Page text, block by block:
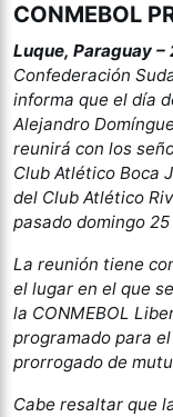
CONMEBOL
Luque, Paraguay
Confederación
informa que el día
Alejandro
reunirá con los
Club Atlético Boca
del Club Atlético
pasado domingo
La reunión tiene
el lugar en el que
la CONMEBOL
programado para
prorrogado de
Cabe resaltar que